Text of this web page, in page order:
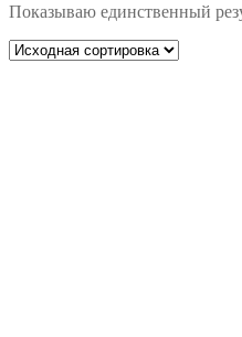
Показываю единственный